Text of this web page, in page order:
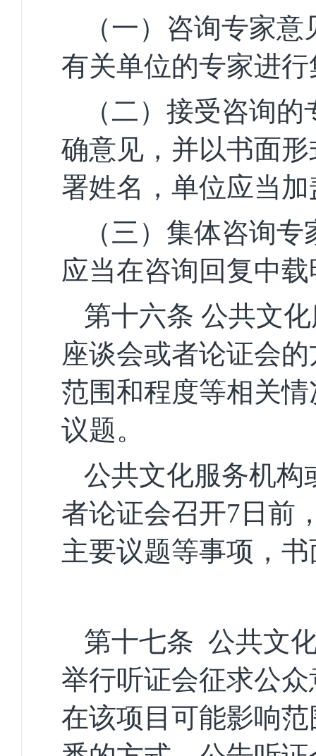
（一）咨询专家
有关单位的专家进
（二）接受咨询
确意见，并以书面
署姓名，单位应当
（三）集体咨询
应当在咨询回复中载
第十六条 公共文
座谈会或者论证会
范围和程度等相关
议题。
公共文化服务机构
者论证会召开7日前
主要议题等事项，
第十七条 公共文
举行听证会征求公
在该项目可能影响